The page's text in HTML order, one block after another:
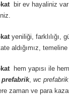
bir ev hayaliniz var
yeniliği, farklılığı,
aldığımız,
hem yapısı ile
, wc prefabrik
zaman ve para